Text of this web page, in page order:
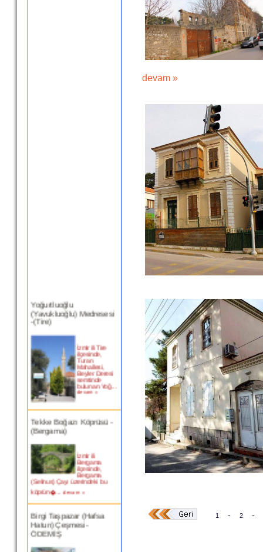
(Yavukluoğlu) Medresesi
-(Tire)
ilçesinde,
Turan
Mahallesi,
Beyler Deresi
semtinde
bulunan Yoğ...
devam »
(Bergama)
Bergama
ilçesinde,
Bergama
(Selinus) Çayı üzerindeki bu
köprün�... devam »
Hatun) Çeşmesi-
ÖDEMİŞ
devam »
1 - 2 -